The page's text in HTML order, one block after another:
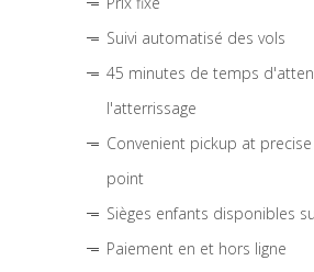
Suivi automatisé des vols
45 minutes de temps
l'atterrissage
Convenient pickup at
point
Sièges enfants disponibles
Paiement en et hors ligne